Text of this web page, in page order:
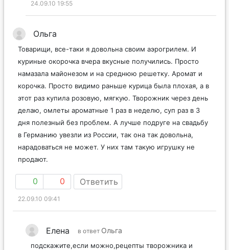
24.09.10 19:55
Ольга
Товарищи, все-таки я довольна своим аэрогрилем. И
куриные окорочка вчера вкусные получились. Просто
намазала майонезом и на среднюю решетку. Аромат и
корочка. Просто видимо раньше курица была плохая, а в
этот раз купила розовую, мягкую. Творожник через день
делаю, омлеты ароматные 1 раз в неделю, суп раз в 3
дня полезный без проблем. А лучше подруге на свадьбу
в Германию увезли из России, так она так довольна,
нарадоваться не может. У них там такую игрушку не
продают.
0 0 Ответить
22.09.10 09:41
Елена в ответ Ольга
подскажите,если можно,рецепты творожника и